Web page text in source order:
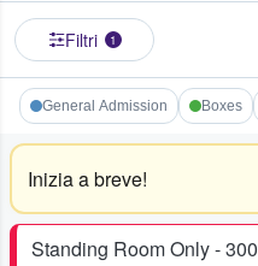
Filtri 1
General Admission Boxes
Inizia a breve!
Standing Room Only - 300